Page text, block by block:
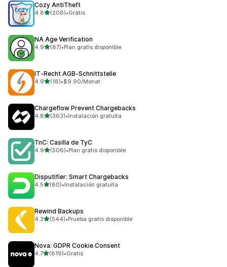
Cozy AntiTheft
4.8de 5 estrellas
(208)
208 reseñas en total
•Gratis
NA Age Verification
4.9de 5 estrellas
(87)
87 reseñas en total
•Plan gratis disponible
IT‑Recht AGB‑Schnittstelle
4.9de 5 estrellas
(18)
18 reseñas en total
•$9.90/Monat
Chargeflow Prevent Chargebacks
4.8de 5 estrellas
(363)
363 reseñas en total
•Instalación gratuita
TnC: Casilla de TyC
4.9de 5 estrellas
(506)
506 reseñas en total
•Plan gratis disponible
Disputifier: Smart Chargebacks
4.5de 5 estrellas
(80)
80 reseñas en total
•Instalación gratuita
Rewind Backups
4.3de 5 estrellas
(544)
544 reseñas en total
•Prueba gratis disponible
Nova: GDPR Cookie Consent
4.7de 5 estrellas
(819)
819 reseñas en total
•Gratis